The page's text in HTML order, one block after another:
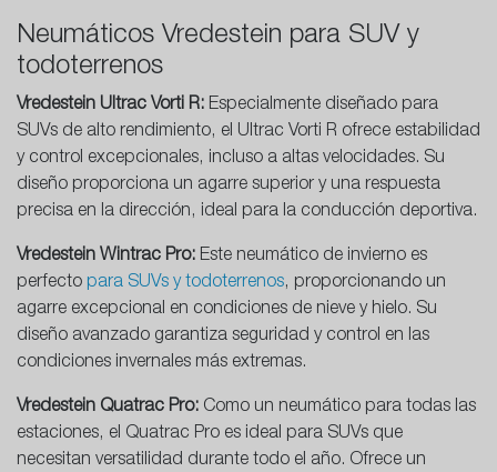
Neumáticos Vredestein para SUV y
todoterrenos
Vredestein Ultrac Vorti R: Especialmente diseñado para
SUVs de alto rendimiento, el Ultrac Vorti R ofrece estabilidad
y control excepcionales, incluso a altas velocidades. Su
diseño proporciona un agarre superior y una respuesta
precisa en la dirección, ideal para la conducción deportiva.
Vredestein Wintrac Pro: Este neumático de invierno es
perfecto para SUVs y todoterrenos, proporcionando un
agarre excepcional en condiciones de nieve y hielo. Su
diseño avanzado garantiza seguridad y control en las
condiciones invernales más extremas.
Vredestein Quatrac Pro: Como un neumático para todas las
estaciones, el Quatrac Pro es ideal para SUVs que
necesitan versatilidad durante todo el año. Ofrece un